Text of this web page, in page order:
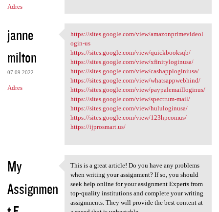
Adres
janne
milton
07.09.2022
Adres
https://sites.google.com/view
https://sites.google.com/view/amazonprimevideol
ogin-us
https://sites.google.com/view/quickbooksqb/
https://sites.google.com/view/xfinityloginusa/
https://sites.google.com/view/cashapploginiusa/
https://sites.google.com/view/whatsappwebhind/
https://sites.google.com/view/paypalemailloginus/
https://sites.google.com/view/spectrum-mail/
https://sites.google.com/view/hululoginusa/
https://sites.google.com/view/123hpcomus/
https://ijprosmart.us/
My
Assignmen
This is a great article! Do
This is a great article! Do you have any problems
when writing your assignment? If so, you should
seek help online for your assignment Experts from
top-quality institutions and complete your writing
assignments. They will provide the best content at